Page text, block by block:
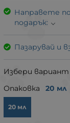
Направете
подарък:
Пазарувай и
Избери вариант
Опаковка
20 мл
20 мл